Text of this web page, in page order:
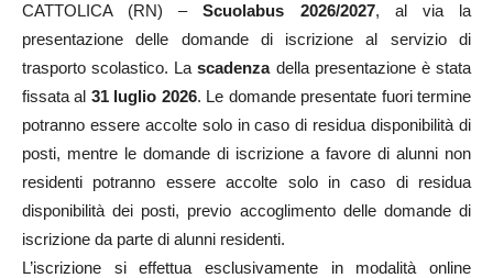
CATTOLICA (RN) –Scuolabus 2026/2027, al via la
presentazione delle domande di iscrizione al servizio di
trasporto scolastico. Lascadenza della presentazione è stata
fissata al 31 luglio 2026. ​Le domande presentate fuori termine
potranno essere accolte solo in caso di residua disponibilità di
posti, mentre le domande di iscrizione a favore di alunni non
residenti potranno essere accolte solo in caso di residua
disponibilità dei posti, previo accoglimento delle domande di
iscrizione da parte di alunni residenti.
​L’iscrizione si effettua esclusivamente in modalità online